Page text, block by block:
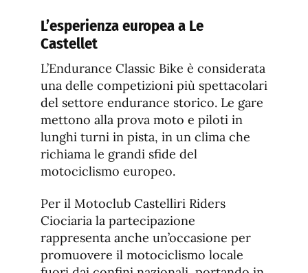
L’esperienza europea a Le
Castellet
L’Endurance Classic Bike è considerata
una delle competizioni più spettacolari
del settore endurance storico. Le gare
mettono alla prova moto e piloti in
lunghi turni in pista, in un clima che
richiama le grandi sfide del
motociclismo europeo.
Per il Motoclub Castelliri Riders
Ciociaria la partecipazione
rappresenta anche un’occasione per
promuovere il motociclismo locale